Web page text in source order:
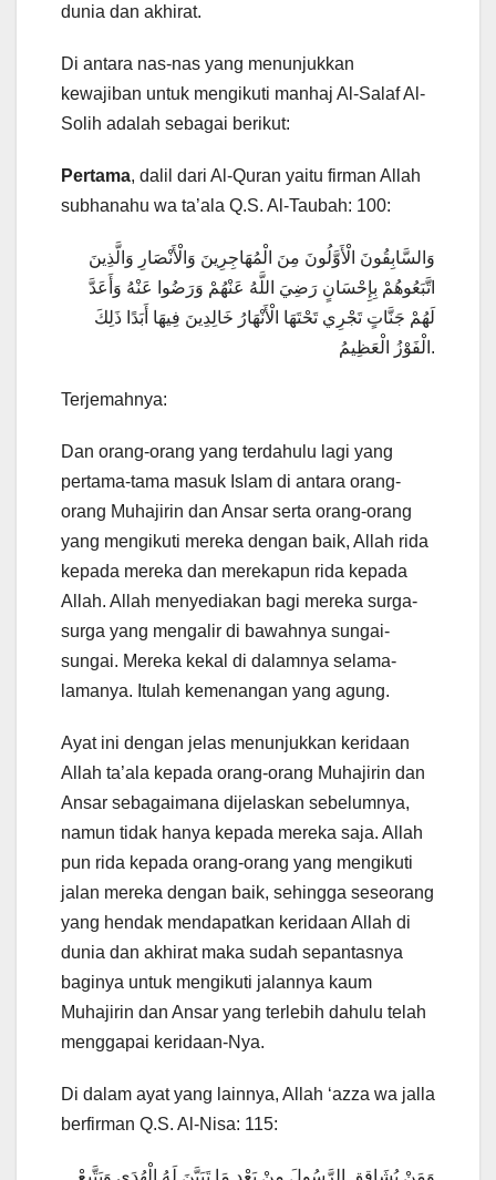
dunia dan akhirat.
Di antara nas-nas yang menunjukkan
kewajiban untuk mengikuti manhaj Al-Salaf Al-
Solih adalah sebagai berikut:
Pertama, dalil dari Al-Quran yaitu firman Allah
subhanahu wa ta’ala Q.S. Al-Taubah: 100:
وَالسَّابِقُونَ الْأَوَّلُونَ مِنَ الْمُهَاجِرِينَ وَالْأَنْصَارِ وَالَّذِينَ
اتَّبَعُوهُمْ بِإِحْسَانٍ رَضِيَ اللَّهُ عَنْهُمْ وَرَضُوا عَنْهُ وَأَعَدَّ
لَهُمْ جَنَّاتٍ تَجْرِي تَحْتَهَا الْأَنْهَارُ خَالِدِينَ فِيهَا أَبَدًا ذَلِكَ
الْفَوْزُ الْعَظِيمُ.
Terjemahnya:
Dan orang-orang yang terdahulu lagi yang
pertama-tama masuk Islam di antara orang-
orang Muhajirin dan Ansar serta orang-orang
yang mengikuti mereka dengan baik, Allah rida
kepada mereka dan merekapun rida kepada
Allah. Allah menyediakan bagi mereka surga-
surga yang mengalir di bawahnya sungai-
sungai. Mereka kekal di dalamnya selama-
lamanya. Itulah kemenangan yang agung.
Ayat ini dengan jelas menunjukkan keridaan
Allah ta’ala kepada orang-orang Muhajirin dan
Ansar sebagaimana dijelaskan sebelumnya,
namun tidak hanya kepada mereka saja. Allah
pun rida kepada orang-orang yang mengikuti
jalan mereka dengan baik, sehingga seseorang
yang hendak mendapatkan keridaan Allah di
dunia dan akhirat maka sudah sepantasnya
baginya untuk mengikuti jalannya kaum
Muhajirin dan Ansar yang terlebih dahulu telah
menggapai keridaan-Nya.
Di dalam ayat yang lainnya, Allah ‘azza wa jalla
berfirman Q.S. Al-Nisa: 115:
وَمَنْ يُشَاقِقِ الرَّسُولَ مِنْ بَعْدِ مَا تَبَيَّنَ لَهُ الْهُدَى وَيَتَّبِعْ